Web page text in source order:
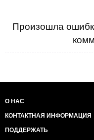
Произошла
О НАС
КОНТАКТНАЯ ИНФОРМАЦИЯ
ПОДДЕРЖАТЬ